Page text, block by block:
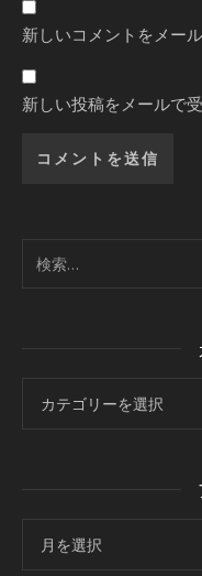
新しいコメントをメー
新しい投稿をメールで